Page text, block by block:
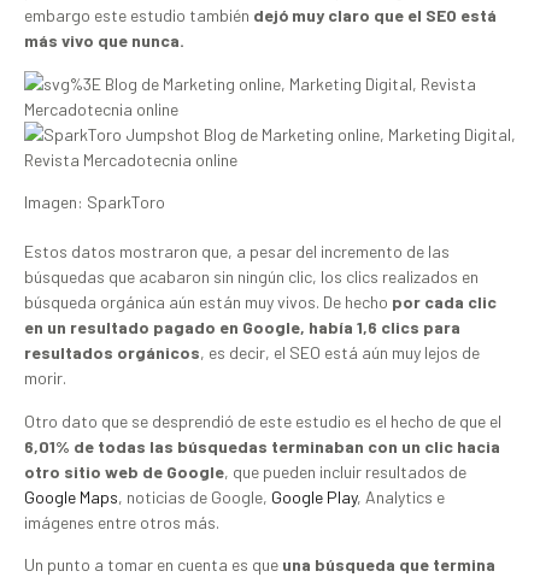
embargo este estudio también dejó muy claro que el SEO está
más vivo que nunca.
Imagen: SparkToro
Estos datos mostraron que, a pesar del incremento de las
búsquedas que acabaron sin ningún clic, los clics realizados en
búsqueda orgánica aún están muy vivos. De hecho por cada clic
en un resultado pagado en Google, había 1,6 clics para
resultados orgánicos, es decir, el SEO está aún muy lejos de
morir.
Otro dato que se desprendió de este estudio es el hecho de que el
6,01% de todas las búsquedas terminaban con un clic hacia
otro sitio web de Google, que pueden incluir resultados de
Google Maps, noticias de Google, Google Play, Analytics e
imágenes entre otros más.
Un punto a tomar en cuenta es que una búsqueda que termina